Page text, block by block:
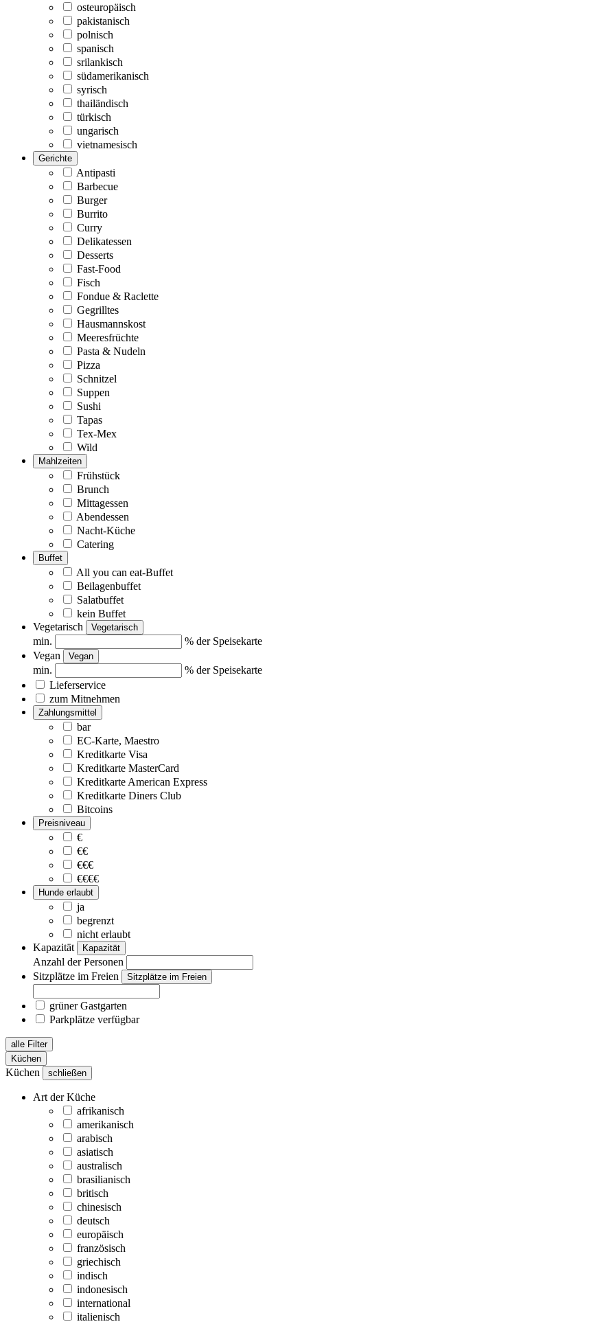
osteuropäisch
pakistanisch
polnisch
spanisch
srilankisch
südamerikanisch
syrisch
thailändisch
türkisch
ungarisch
vietnamesisch
Gerichte
Antipasti
Barbecue
Burger
Burrito
Curry
Delikatessen
Desserts
Fast-Food
Fisch
Fondue & Raclette
Gegrilltes
Hausmannskost
Meeresfrüchte
Pasta & Nudeln
Pizza
Schnitzel
Suppen
Sushi
Tapas
Tex-Mex
Wild
Mahlzeiten
Frühstück
Brunch
Mittagessen
Abendessen
Nacht-Küche
Catering
Buffet
All you can eat-Buffet
Beilagenbuffet
Salatbuffet
kein Buffet
Vegetarisch
Vegetarisch
min.
% der Speisekarte
Vegan
Vegan
min.
% der Speisekarte
Lieferservice
zum Mitnehmen
Zahlungsmittel
bar
EC-Karte, Maestro
Kreditkarte Visa
Kreditkarte MasterCard
Kreditkarte American Express
Kreditkarte Diners Club
Bitcoins
Preisniveau
€
€€
€€€
€€€€
Hunde erlaubt
ja
begrenzt
nicht erlaubt
Kapazität
Kapazität
Anzahl der Personen
Sitzplätze im Freien
Sitzplätze im Freien
grüner Gastgarten
Parkplätze verfügbar
alle Filter
Küchen
Küchen schließen
Art der Küche
afrikanisch
amerikanisch
arabisch
asiatisch
australisch
brasilianisch
britisch
chinesisch
deutsch
europäisch
französisch
griechisch
indisch
indonesisch
international
italienisch